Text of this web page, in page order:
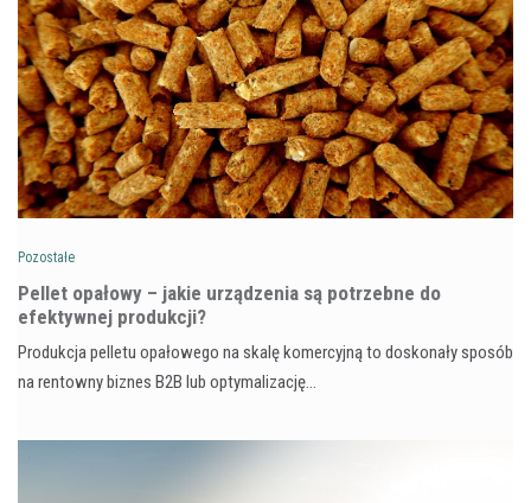
Pozostałe
Pellet opałowy – jakie urządzenia są potrzebne do
efektywnej produkcji?
Produkcja pelletu opałowego na skalę komercyjną to doskonały sposób
na rentowny biznes B2B lub optymalizację…